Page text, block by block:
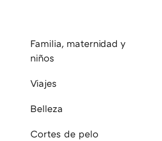
Familia, maternidad y
niños
Viajes
Belleza
Cortes de pelo